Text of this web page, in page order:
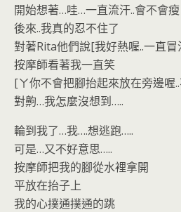
開始想著…哇…一直流汗..會不會
後來..我真的忍不住了
對著Rita他們說[我好熱喔..一直
按摩師看著我一直笑
[ㄚ你不會把腳抬起來放在旁邊喔
對齁…我怎麼沒想到…..
輪到我了…我….想逃跑…..
可是…又不好意思…..
按摩師把我的腳從水裡拿開
平放在抬子上
我的心撲通撲通的跳